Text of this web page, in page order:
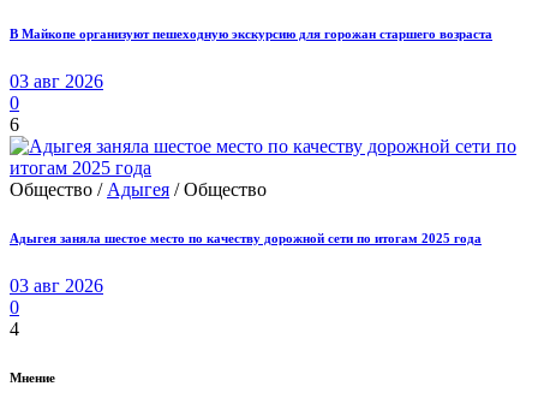
В Майкопе организуют пешеходную экскурсию для горожан старшего возраста
03 авг 2026
0
6
Общество / Адыгея / Общество
Адыгея заняла шестое место по качеству дорожной сети по итогам 2025 года
03 авг 2026
0
4
Мнение